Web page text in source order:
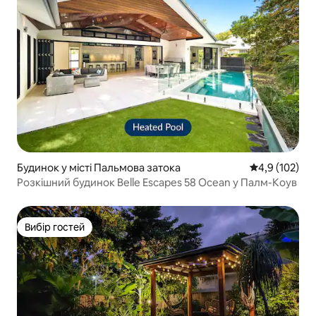
Будинок у місті Пальмова затока Середня
4,9 (102)
Розкішний будинок Belle Escapes 58 Ocean у Палм-Коув
Вибір гостей
Вибір гостей